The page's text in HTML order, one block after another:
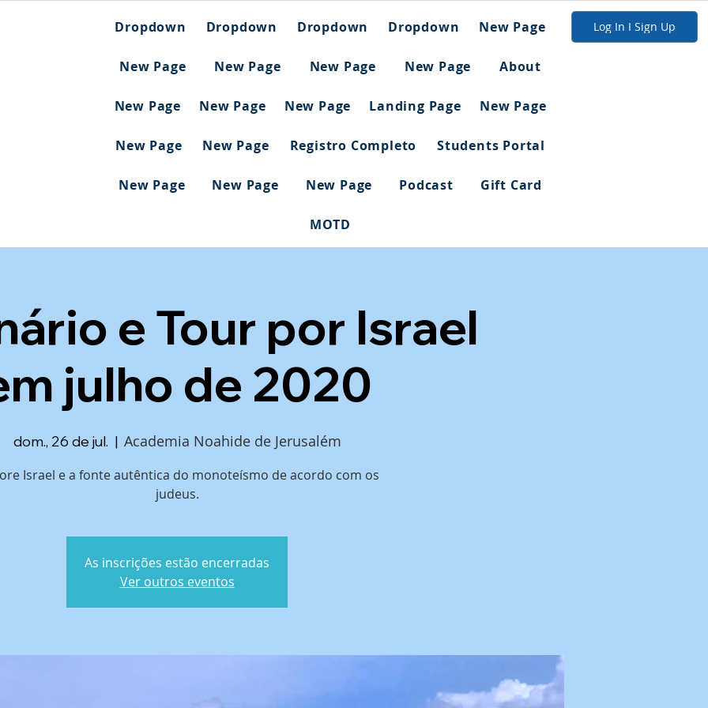
Dropdown Dropdown Dropdown Dropdown New Page
New Page New Page New Page New Page About
New Page New Page New Page Landing Page New Page
New Page New Page Registro Completo Students Portal
New Page New Page New Page Podcast Gift Card
MOTD
Log In I Sign Up
e Tour por Israel
julho de 2020
dom., 26 de jul.
  |
Academia Noahide de Jerusalém
Israel e a fonte autêntica do monoteísmo de acordo com os
judeus.
As inscrições estão encerradas
Ver outros eventos